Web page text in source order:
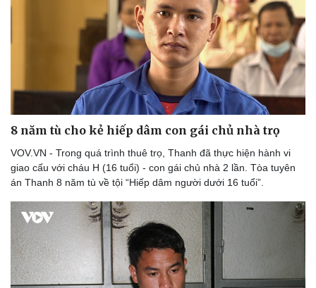
Lịch thi đấu bóng đá
Thế giới thể thao
eSports
Hậu trường
Ô tô - Xe máy
Ô tô
Xe máy
Tư vấn
8 năm tù cho kẻ hiếp dâm con gái chủ nhà trọ
VOV.VN - Trong quá trình thuê trọ, Thanh đã thực hiện hành vi
giao cấu với cháu H (16 tuổi) - con gái chủ nhà 2 lần. Tòa tuyên
án Thanh 8 năm tù về tội “Hiếp dâm người dưới 16 tuổi”.